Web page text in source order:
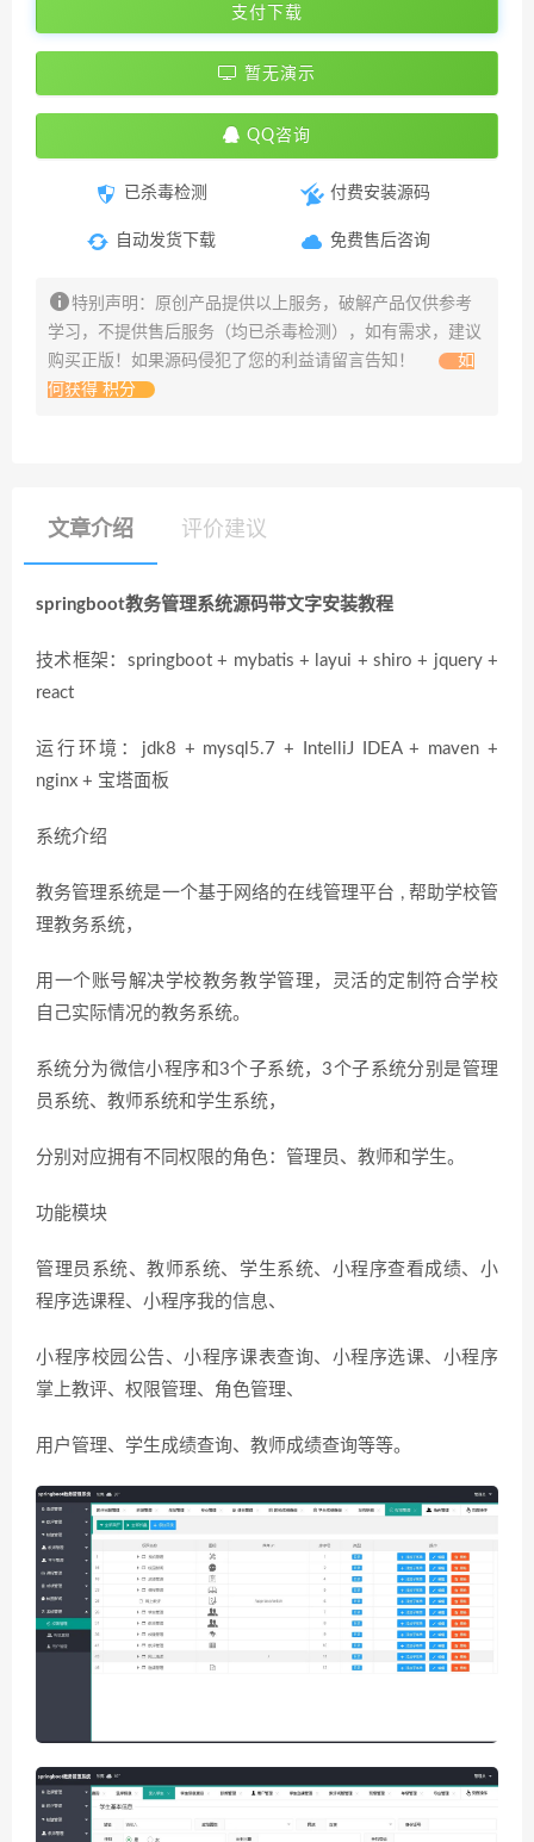
支付下载
暂无演示
QQ咨询
已杀毒检测
自动发货下载
付费安装源码
免费售后咨询
特别声明：原创产品提供以上服务，破解产品仅供参考
学习，不提供售后服务（均已杀毒检测），如有需求，建议
购买正版！如果源码侵犯了您的利益请留言告知！
如
何获得 积分
文章介绍 评价建议
springboot教务管理系统源码带文字安装教程
技术框架：springboot + mybatis + layui + shiro + jquery +
react
运行环境：jdk8 + mysql5.7 + IntelliJ IDEA + maven +
nginx + 宝塔面板
系统介绍
教务管理系统是一个基于网络的在线管理平台 , 帮助学校管
理教务系统，
用一个账号解决学校教务教学管理，灵活的定制符合学校
自己实际情况的教务系统。
系统分为微信小程序和3个子系统，3个子系统分别是管理
员系统、教师系统和学生系统，
分别对应拥有不同权限的角色：管理员、教师和学生。
功能模块
管理员系统、教师系统、学生系统、小程序查看成绩、小
程序选课程、小程序我的信息、
小程序校园公告、小程序课表查询、小程序选课、小程序
掌上教评、权限管理、角色管理、
用户管理、学生成绩查询、教师成绩查询等等。